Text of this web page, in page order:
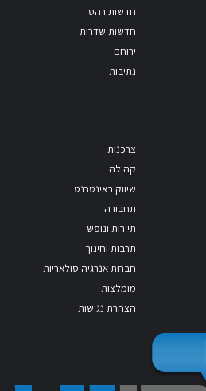
חדשות רהט
חדשות שדרות
ירוחם
נתיבות
צרכנות
קהילה
שיווק באינטרנט
תחבורה
תיירות ונופש
תרבות וחינוך
חברות אנרגיה סולאריות
מומלצות
הצהרת נגישות